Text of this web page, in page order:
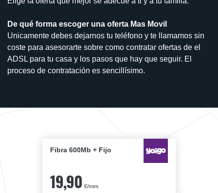
De qué forma escoger una oferta Mas Movil
Unicamente debes dejarnos tu teléfono y te llamamos sin
coste para asesorarte sobre como contratar ofertas de el
ADSL para tu casa y los pasos que hay que seguir. El
proceso de contratación es sencillísimo.
Fibra 600Mb + Fijo
19,90 €/mes